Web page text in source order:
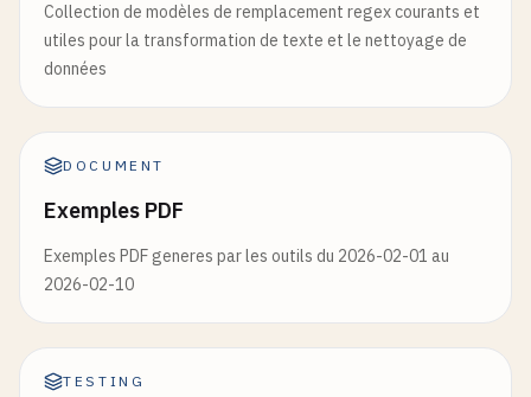
Collection de modèles de remplacement regex courants et
utiles pour la transformation de texte et le nettoyage de
données
DOCUMENT
Exemples PDF
Exemples PDF generes par les outils du 2026-02-01 au
2026-02-10
TESTING